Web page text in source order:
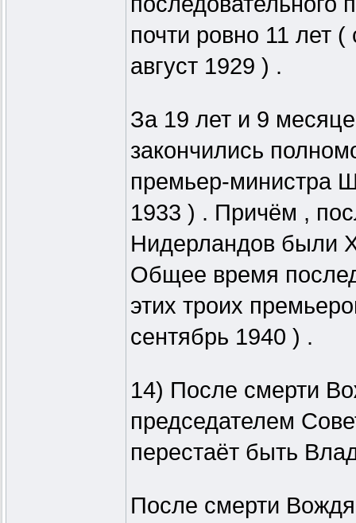
почти ровно 11 лет
август 1929 ) .
За 19 лет и 9
закончились
премьер-министра
1933 ) . Причём ,
Нидерландов были
Общее время
этих троих
сентябрь 1940 ) .
14) После смерти
председателем
перестаёт быть
После смерти